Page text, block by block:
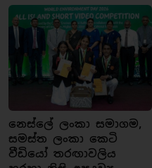
නෙස්ලේ ලංකා සමාගම,
සමස්ත ලංකා කෙටි
වීඩියෝ තරඟාවලිය